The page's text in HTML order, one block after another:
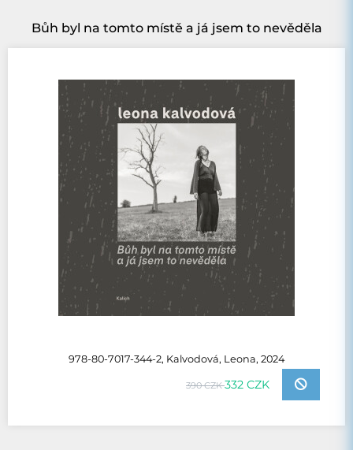
Bůh byl na tomto místě a já jsem to nevěděla
978-80-7017-344-2, Kalvodová, Leona, 2024
390 CZK332 CZK